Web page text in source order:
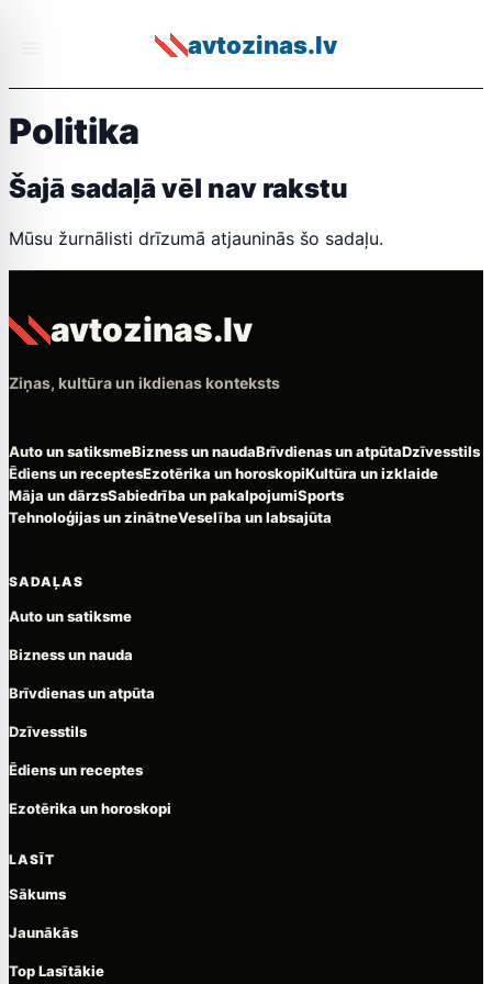
avtozinas.lv
Politika
Šajā sadaļā vēl nav rakstu
Mūsu žurnālisti drīzumā atjauninās šo sadaļu.
avtozinas.lv
Ziņas, kultūra un ikdienas konteksts
Auto un satiksmeBizness un naudaBrīvdienas un atpūtaDzīvesstils
Ēdiens un receptesEzotērika un horoskopiKultūra un izklaide
Māja un dārzsSabiedrība un pakalpojumiSports
Tehnoloģijas un zinātneVeselība un labsajūta
SADAĻAS
Auto un satiksme
Bizness un nauda
Brīvdienas un atpūta
Dzīvesstils
Ēdiens un receptes
Ezotērika un horoskopi
LASĪT
Sākums
Jaunākās
Top Lasītākie